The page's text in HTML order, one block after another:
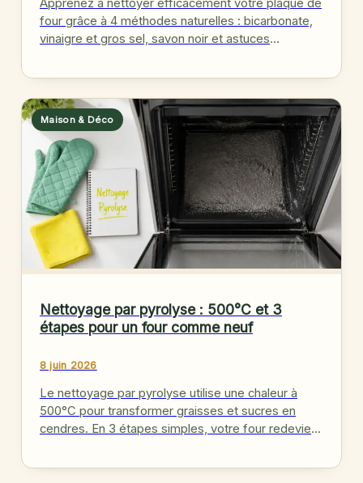
Apprenez à nettoyer efficacement votre plaque de
four grâce à 4 méthodes naturelles : bicarbonate,
vinaigre et gros sel, savon noir et astuces
Maison & Déco
Nettoyage par pyrolyse : 500°C et 3
étapes pour un four comme neuf
8 juin 2026
Le nettoyage par pyrolyse utilise une chaleur à
500°C pour transformer graisses et sucres en
cendres. En 3 étapes simples, votre four redevient